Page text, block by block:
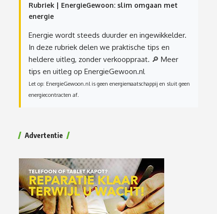
Rubriek | EnergieGewoon: slim omgaan met
energie
Energie wordt steeds duurder en ingewikkelder.
In deze rubriek delen we praktische tips en
heldere uitleg, zonder verkooppraat. 🔎 Meer
tips en uitleg op EnergieGewoon.nl
Let op: EnergieGewoon.nl is geen energiemaatschappij en sluit geen
energiecontracten af.
Advertentie